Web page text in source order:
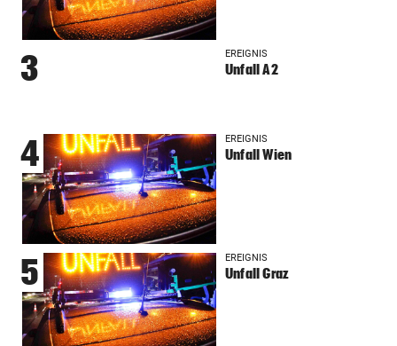
3 EREIGNIS
Unfall A2
4 EREIGNIS
Unfall Wien
5 EREIGNIS
Unfall Graz